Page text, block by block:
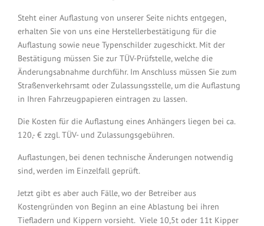
Steht einer Auflastung von unserer Seite nichts entgegen,
erhalten Sie von uns eine Herstellerbestätigung für die
Auflastung sowie neue Typenschilder zugeschickt. Mit der
Bestätigung müssen Sie zur TÜV-Prüfstelle, welche die
Änderungsabnahme durchführ. Im Anschluss müssen Sie zum
Straßenverkehrsamt oder Zulassungsstelle, um die Auflastung
in Ihren Fahrzeugpapieren eintragen zu lassen.
Die Kosten für die Auflastung eines Anhängers liegen bei ca.
120,- € zzgl. TÜV- und Zulassungsgebühren.
Auflastungen, bei denen technische Änderungen notwendig
sind, werden im Einzelfall geprüft.
Jetzt gibt es aber auch Fälle, wo der Betreiber aus
Kostengründen von Beginn an eine Ablastung bei ihren
Tiefladern und Kippern vorsieht. Viele 10,5t oder 11t Kipper